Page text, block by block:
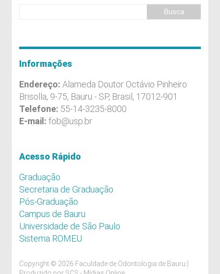
Informações
Endereço: Alameda Doutor Octávio Pinheiro
Brisolla, 9-75, Bauru - SP, Brasil, 17012-901
Telefone: 55-14-3235-8000
E-mail: fob@usp.br
Acesso Rápido
Graduação
Secretaria de Graduação
Pós-Graduação
Campus de Bauru
Universidade de São Paulo
Sistema ROMEU
Copyright © 2026 Faculdade de Odontologia de Bauru |